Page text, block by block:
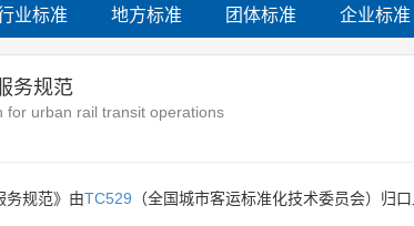
业标准 地方标准 团体标准 企业标准
务规范
for urban rail transit operations
务规范》由TC529 （全国城市客运标准化技术委员会）归